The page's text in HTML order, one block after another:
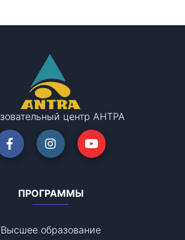
центр АНТРА
ПРОГРАММЫ
Высшее образование